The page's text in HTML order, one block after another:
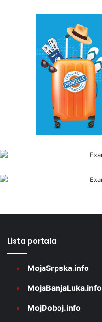
Lista portala
MojaSrpska.info
MojaBanjaLuka.info
MojDoboj.info